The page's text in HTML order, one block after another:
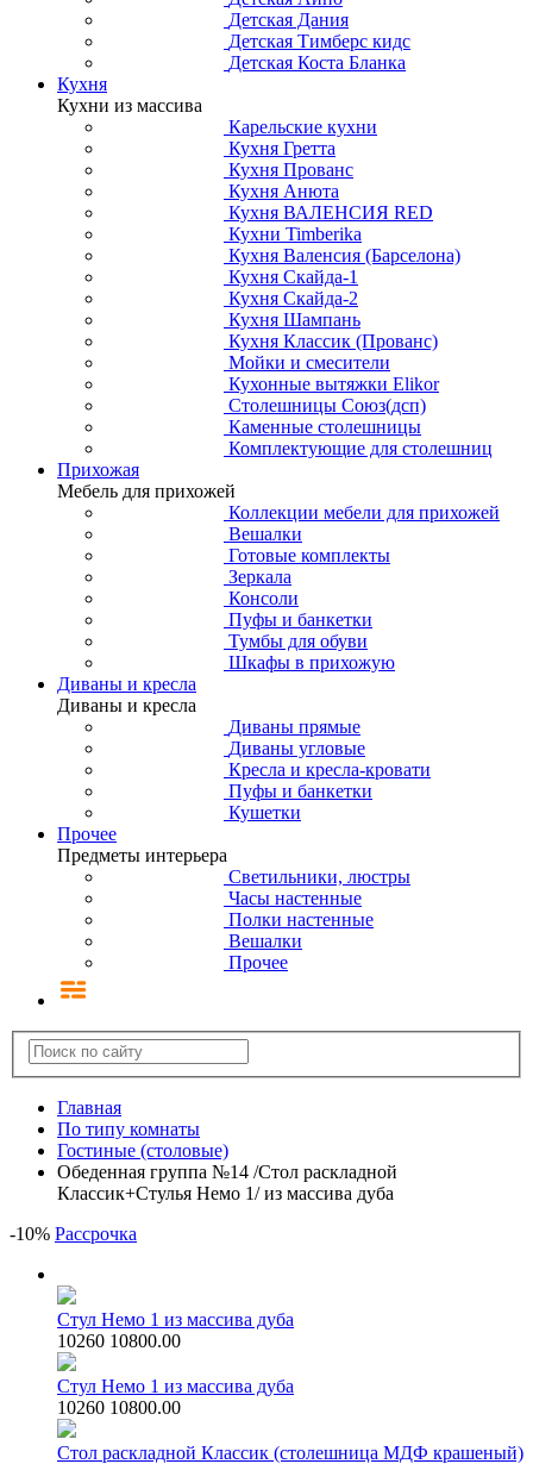
Детская Дания
Детская Тимберс кидс
Детская Коста Бланка
Кухня
Кухни из массива
Карельские кухни
Кухня Гретта
Кухня Прованс
Кухня Анюта
Кухня ВАЛЕНСИЯ RED
Кухни Timberika
Кухня Валенсия (Барселона)
Кухня Скайда-1
Кухня Скайда-2
Кухня Шампань
Кухня Классик (Прованс)
Мойки и смесители
Кухонные вытяжки Elikor
Столешницы Союз(дсп)
Каменные столешницы
Комплектующие для столешниц
Прихожая
Мебель для прихожей
Коллекции мебели для прихожей
Вешалки
Готовые комплекты
Зеркала
Консоли
Пуфы и банкетки
Тумбы для обуви
Шкафы в прихожую
Диваны и кресла
Диваны и кресла
Диваны прямые
Диваны угловые
Кресла и кресла-кровати
Пуфы и банкетки
Кушетки
Прочее
Предметы интерьера
Светильники, люстры
Часы настенные
Полки настенные
Вешалки
Прочее
Главная
По типу комнаты
Гостиные (столовые)
Обеденная группа №14 /Стол раскладной
Классик+Стулья Немо 1/ из массива дуба
-10% Рассрочка
Стул Немо 1 из массива дуба
10260 10800.00
Стул Немо 1 из массива дуба
10260 10800.00
Стол раскладной Классик (столешница МДФ крашеный)